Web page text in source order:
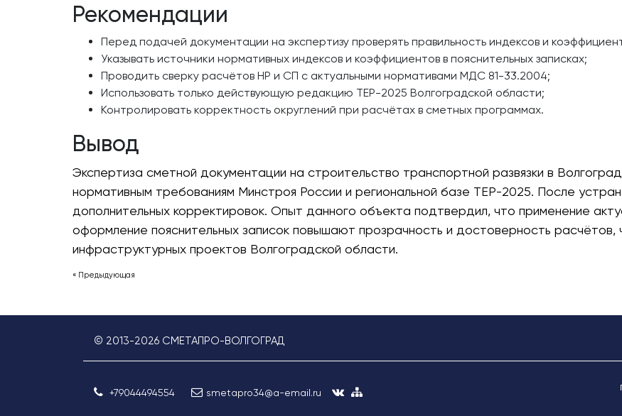
Рекомендации
Перед подачей документации на экспертизу проверять правильность индексов и
Указывать источники нормативных индексов и коэффициентов в пояснительных записках;
Проводить сверку расчётов НР и СП с актуальными нормативами МДС 81-33.2004;
Использовать только действующую редакцию ТЕР-2025 Волгоградской области;
Контролировать корректность округлений при расчётах в сметных программах.
Вывод
Экспертиза сметной документации на строительство транспортной развязки в
нормативным требованиям Минстроя России и региональной базе ТЕР-2025. После
дополнительных корректировок. Опыт данного объекта подтвердил, что применение
оформление пояснительных записок повышают прозрачность и достоверность
инфраструктурных проектов Волгоградской области.
« Предыдующая
© 2013-2026 СМЕТАПРО-ВОЛГОГРАД
+79044494554 smetapro34@a-email.ru